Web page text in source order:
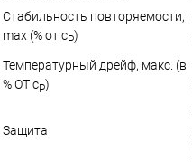
Стабильность повторяемости,
max (% от сР)
Температурный дрейф, макс. (в
% ОТ сР)
Защита